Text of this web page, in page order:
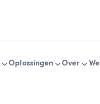
Oplossingen Over